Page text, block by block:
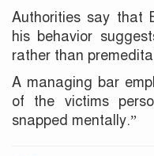
Authorities say that
his behavior
rather than
A managing bar
of the victims
snapped mentally.”